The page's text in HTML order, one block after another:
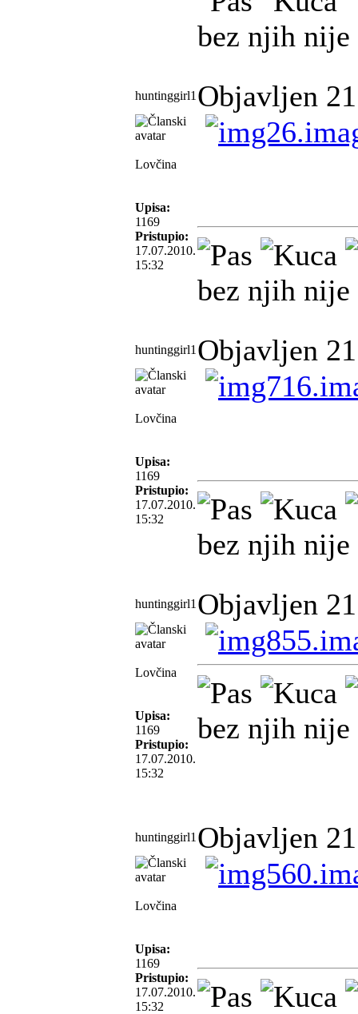
bez njih
huntinggirl1 Objavljen
Lovčina
Upisa:
1169
Pristupio:
17.07.2010.
15:32
bez njih
huntinggirl1 Objavljen
Lovčina
Upisa:
1169
Pristupio:
17.07.2010.
15:32
bez njih
huntinggirl1 Objavljen
Lovčina
Upisa:
1169
Pristupio:
17.07.2010.
15:32
bez njih
huntinggirl1 Objavljen
Lovčina
Upisa:
1169
Pristupio:
17.07.2010.
15:32